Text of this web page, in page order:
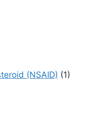
(NSAID) (1)